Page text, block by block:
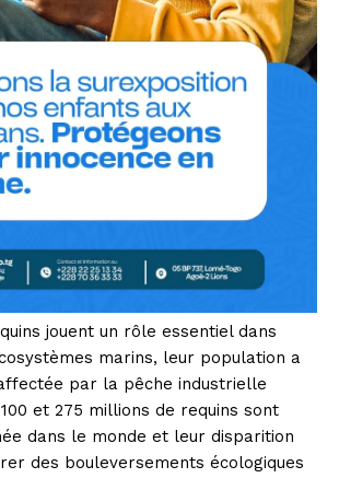
jouent un rôle essentiel dans
marins, leur population a
par la pêche industrielle
et 275 millions de requins sont
dans le monde et leur disparition
des bouleversements écologiques